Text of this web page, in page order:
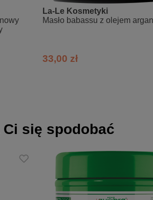
minut) dla intensywnej naprawy.
acid, Parfum [Fragrance], Benzyl alcohol,
La-Le Kosmetyki
Masło babassu z olejem
33,00 zł
Ci się spodobać